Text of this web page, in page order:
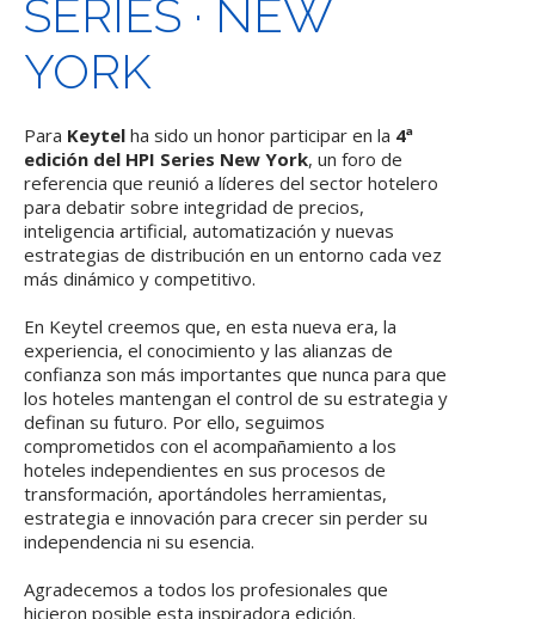
SERIES · NEW
YORK
Para Keytel ha sido un honor participar en la 4ª
edición del HPI Series New York, un foro de
referencia que reunió a líderes del sector hotelero
para debatir sobre integridad de precios,
inteligencia artificial, automatización y nuevas
estrategias de distribución en un entorno cada vez
más dinámico y competitivo.
En Keytel creemos que, en esta nueva era, la
experiencia, el conocimiento y las alianzas de
confianza son más importantes que nunca para que
los hoteles mantengan el control de su estrategia y
definan su futuro. Por ello, seguimos
comprometidos con el acompañamiento a los
hoteles independientes en sus procesos de
transformación, aportándoles herramientas,
estrategia e innovación para crecer sin perder su
independencia ni su esencia.
Agradecemos a todos los profesionales que
hicieron posible esta inspiradora edición.